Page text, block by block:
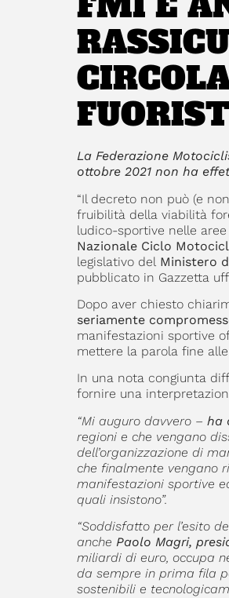
La Federazione
ottobre 2021 non ha
“Il decreto non può (e
fruibilità della viabilità
ludico-sportive nelle
Nazionale Ciclo
legislativo del Ministero
pubblicato in Gazzetta
Dopo aver chiesto
seriamente
manifestazioni sportive
mettere la parola fine
In una nota congiunta
fornire una
“Mi auguro davvero – ha
regioni e che vengano
dell’organizzazione di
che finalmente vengano
manifestazioni sportive
quali insistono”.
“Soddisfatto per l’esito
anche Paolo Magri,
miliardi di euro, occupa
da sempre in prima fila
sostenibili e